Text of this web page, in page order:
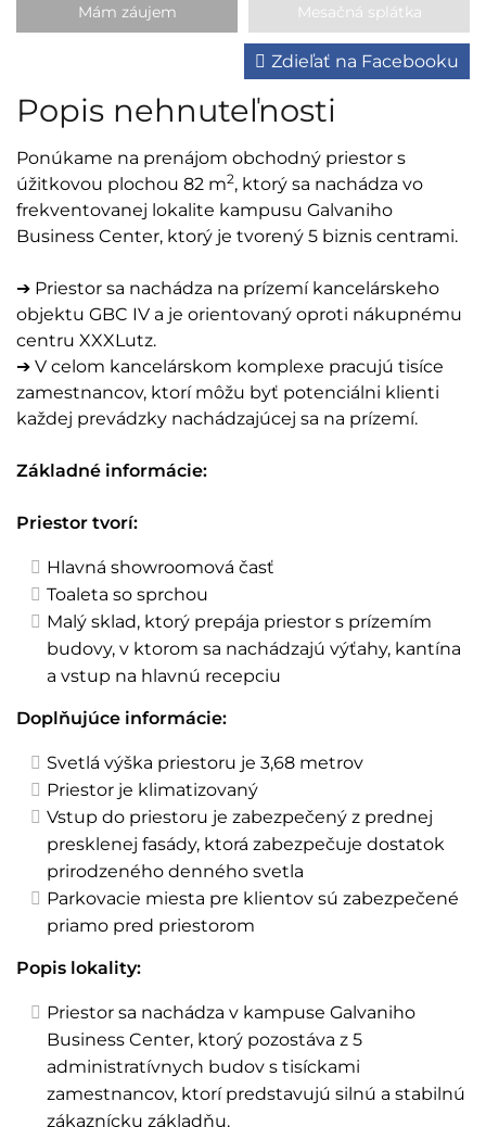
Mám záujem Mesačná splátka
Popis nehnuteľnosti
Zdieľať na Facebooku
Ponúkame na prenájom obchodný priestor s
úžitkovou plochou 82 m2, ktorý sa nachádza vo
frekventovanej lokalite kampusu Galvaniho
Business Center, ktorý je tvorený 5 biznis centrami.
➔ Priestor sa nachádza na prízemí kancelárskeho
objektu GBC IV a je orientovaný oproti nákupnému
centru XXXLutz.
➔ V celom kancelárskom komplexe pracujú tisíce
zamestnancov, ktorí môžu byť potenciálni klienti
každej prevádzky nachádzajúcej sa na prízemí.
Základné informácie:
Priestor tvorí:
Hlavná showroomová časť
Toaleta so sprchou
Malý sklad, ktorý prepája priestor s prízemím
budovy, v ktorom sa nachádzajú výťahy, kantína
a vstup na hlavnú recepciu
Doplňujúce informácie:
Svetlá výška priestoru je 3,68 metrov
Priestor je klimatizovaný
Vstup do priestoru je zabezpečený z prednej
presklenej fasády, ktorá zabezpečuje dostatok
prirodzeného denného svetla
Parkovacie miesta pre klientov sú zabezpečené
priamo pred priestorom
Popis lokality:
Priestor sa nachádza v kampuse Galvaniho
Business Center, ktorý pozostáva z 5
administratívnych budov s tisíckami
zamestnancov, ktorí predstavujú silnú a stabilnú
zákaznícku základňu.